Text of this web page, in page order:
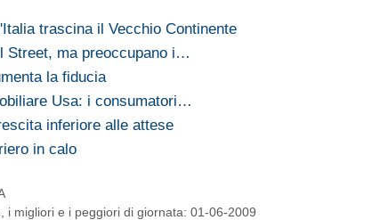
trascina il Vecchio Continente
Street, ma preoccupano i…
la fiducia
Usa: i consumatori…
inferiore alle attese
in calo
i migliori e i peggiori di giornata: 01-06-2009